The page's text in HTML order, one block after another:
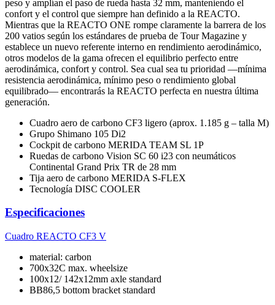
peso y amplían el paso de rueda hasta 32 mm, manteniendo el
confort y el control que siempre han definido a la REACTO.
Mientras que la REACTO ONE rompe claramente la barrera de los
200 vatios según los estándares de prueba de Tour Magazine y
establece un nuevo referente interno en rendimiento aerodinámico,
otros modelos de la gama ofrecen el equilibrio perfecto entre
aerodinámica, confort y control. Sea cual sea tu prioridad —mínima
resistencia aerodinámica, mínimo peso o rendimiento global
equilibrado— encontrarás la REACTO perfecta en nuestra última
generación.
Cuadro aero de carbono CF3 ligero (aprox. 1.185 g – talla M)
Grupo Shimano 105 Di2
Cockpit de carbono MERIDA TEAM SL 1P
Ruedas de carbono Vision SC 60 i23 con neumáticos
Continental Grand Prix TR de 28 mm
Tija aero de carbono MERIDA S-FLEX
Tecnología DISC COOLER
Especificaciones
Cuadro REACTO CF3 V
material: carbon
700x32C max. wheelsize
100x12/ 142x12mm axle standard
BB86,5 bottom bracket standard